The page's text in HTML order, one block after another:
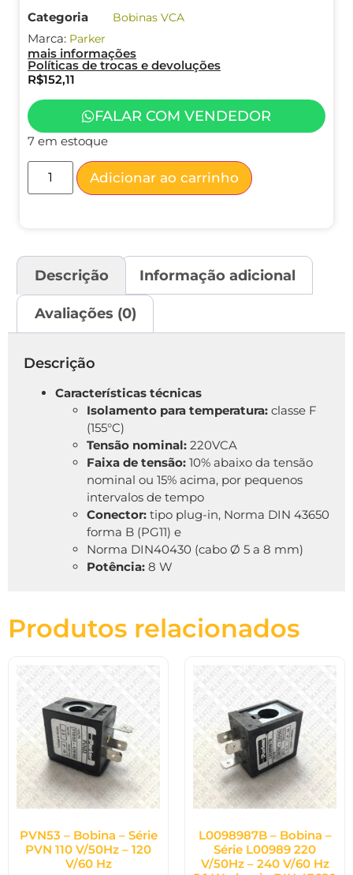
Categoria
Bobinas VCA
Marca: Parker
mais informações
Políticas de trocas e devoluções
R$152,11
FALAR COM VENDEDOR
7 em estoque
Adicionar ao carrinho
Descrição Informação adicional
Avaliações (0)
Descrição
Características técnicas
Isolamento para temperatura: classe F
(155°C)
Tensão nominal: 220VCA
Faixa de tensão: 10% abaixo da tensão
nominal ou 15% acima, por pequenos
intervalos de tempo
Conector: tipo plug-in, Norma DIN 43650
forma B (PG11) e
Norma DIN40430 (cabo Ø 5 a 8 mm)
Potência: 8 W
Produtos relacionados
PVN53 – Bobina – Série
PVN 110 V/50Hz – 120
V/60 Hz
L0098987B – Bobina –
Série L00989 220
V/50Hz – 240 V/60 Hz